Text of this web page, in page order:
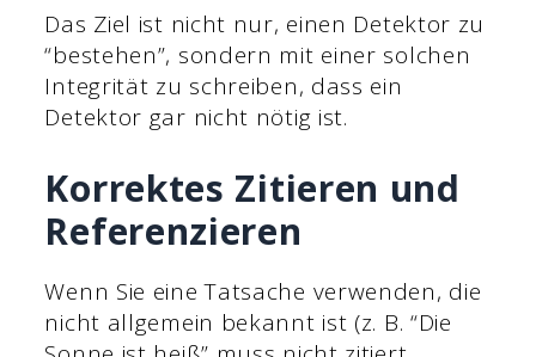
Das Ziel ist nicht nur, einen Detektor zu
“bestehen”, sondern mit einer solchen
Integrität zu schreiben, dass ein
Detektor gar nicht nötig ist.
Korrektes Zitieren und
Referenzieren
Wenn Sie eine Tatsache verwenden, die
nicht allgemein bekannt ist (z. B. “Die